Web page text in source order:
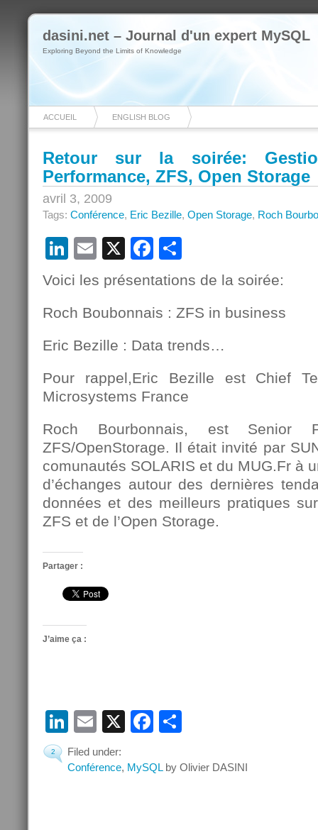
dasini.net – Journal d'un expert MySQL
Exploring Beyond the Limits of Knowledge
ACCUEIL ENGLISH BLOG
Retour sur la soirée:
Performance, ZFS, Open Storage
avril 3, 2009
Tags: Conférence, Eric Bezille, Open Storage, Roch
LinkedIn
Email
X Facebook
Voici les présentations de la soirée:
Roch Boubonnais : ZFS in business
Eric Bezille : Data trends…
Pour rappel,Eric Bezille est Chief
Microsystems France
Roch Bourbonnais, est Senior
ZFS/OpenStorage. Il était invité par
comunautés SOLARIS et du MUG.Fr à
d’échanges autour des dernières
données et des meilleurs pratiques
ZFS et de l’Open Storage.
Partager :
J’aime ça :
LinkedIn
Email
X Facebook
2
Filed under:
Conférence, MySQLby Olivier DASINI